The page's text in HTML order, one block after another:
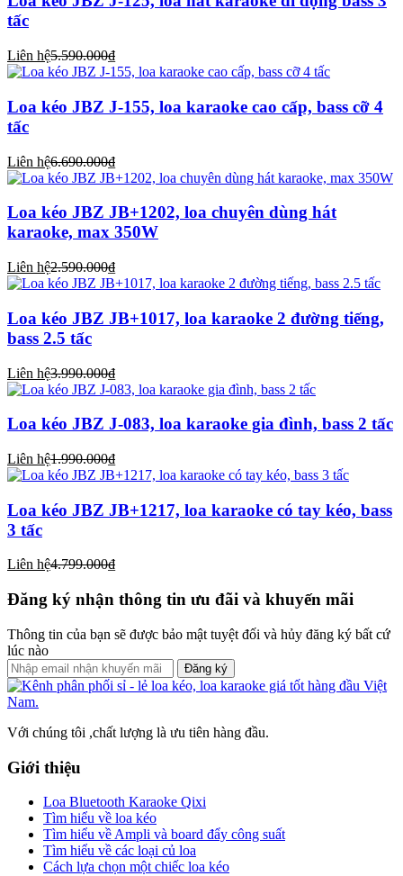
tấc
Liên hệ5.590.000₫
Loa kéo JBZ J-155, loa karaoke cao cấp, bass cỡ 4
tấc
Liên hệ6.690.000₫
Loa kéo JBZ JB+1202, loa chuyên dùng hát
karaoke, max 350W
Liên hệ2.590.000₫
Loa kéo JBZ JB+1017, loa karaoke 2 đường tiếng,
bass 2.5 tấc
Liên hệ3.990.000₫
Loa kéo JBZ J-083, loa karaoke gia đình, bass 2 tấc
Liên hệ1.990.000₫
Loa kéo JBZ JB+1217, loa karaoke có tay kéo, bass
3 tấc
Liên hệ4.799.000₫
Đăng ký nhận thông tin ưu đãi và khuyến mãi
Thông tin của bạn sẽ được bảo mật tuyệt đối và hủy đăng ký bất cứ
lúc nào
Đăng ký
Với chúng tôi ,chất lượng là ưu tiên hàng đầu.
Giới thiệu
Loa Bluetooth Karaoke Qixi
Tìm hiểu về loa kéo
Tìm hiểu về Ampli và board đẩy công suất
Tìm hiểu về các loại củ loa
Cách lựa chọn một chiếc loa kéo